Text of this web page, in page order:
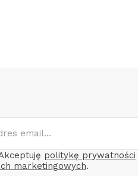
politykę prywatności
marketingowych.